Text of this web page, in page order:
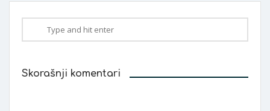
Skorašnji komentari